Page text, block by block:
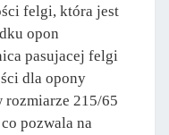
felgi, która jest
opon
pasujacej felgi
dla opony
215/65
co pozwala na